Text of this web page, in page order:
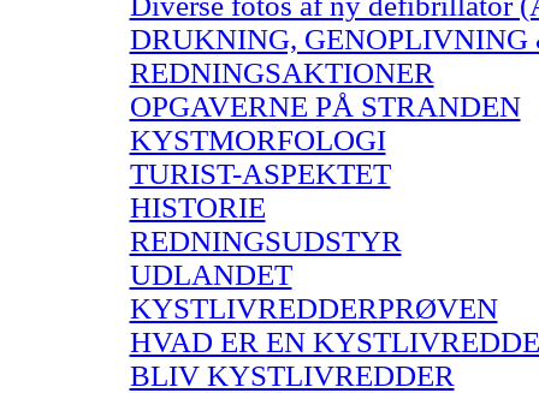
DRUKNING, GENOPLIVNING
REDNINGSAKTIONER
OPGAVERNE PÅ STRANDEN
KYSTMORFOLOGI
TURIST-ASPEKTET
HISTORIE
REDNINGSUDSTYR
UDLANDET
KYSTLIVREDDERPRØVEN
HVAD ER EN
BLIV KYSTLIVREDDER